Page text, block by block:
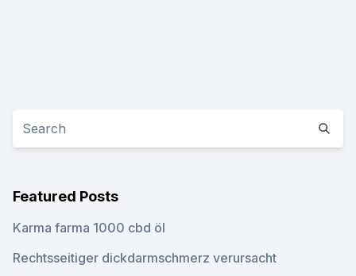
Featured Posts
Karma farma 1000 cbd öl
Rechtsseitiger dickdarmschmerz verursacht